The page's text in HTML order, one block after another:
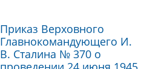
Приказ Верховного
Главнокомандующего И.
В. Сталина № 370 о